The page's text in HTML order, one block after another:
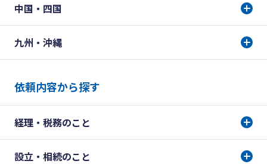
中国・四国
九州・沖縄
依頼内容から探す
経理・税務のこと
設立・相続のこと